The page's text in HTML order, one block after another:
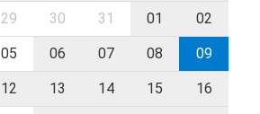
29 30 31 01 02
05 06 07 08 09
12 13 14 15 16